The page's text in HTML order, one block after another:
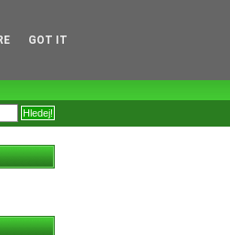
GOT IT